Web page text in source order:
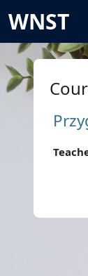
WNST